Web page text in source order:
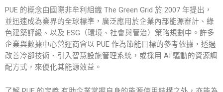
PUE 的概念由國際非牟利組織 The Green Grid 於 2007 年提出，
並迅速成為業界的全球標準，廣泛應用於企業內部能源審計、綠
色建築評級、以及 ESG（環境、社會與管治）策略規劃中。許多
企業與數據中心營運商會以 PUE 作為節能目標的參考依據，透過
改善冷卻技術、引入智慧設施管理系統，或採用 AI 驅動的資源調
配方式，來優化其能源效益。